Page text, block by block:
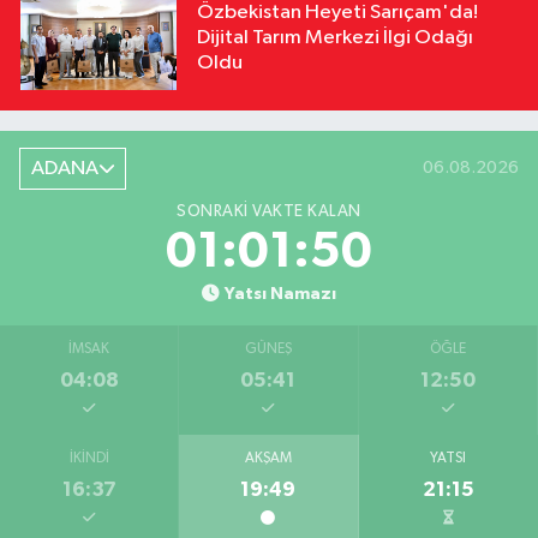
Özbekistan Heyeti Sarıçam'da!
Dijital Tarım Merkezi İlgi Odağı
Oldu
ADANA 06.08.2026
SONRAKI VAKTE KALAN
01:01:49
Yatsı Namazı
İMSAK
04:08
GÜNEŞ
05:41
ÖĞLE
12:50
İKINDI
16:37
AKŞAM
19:49
YATSI
21:15